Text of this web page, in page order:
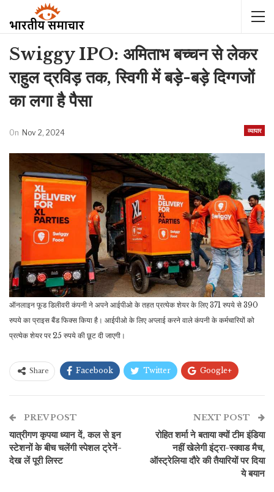
Swiggy IPO: अमिताभ बच्चन से लेकर
राहुल द्रविड़ तक, स्विगी में बड़े-बड़े दिग्गजों
का लगा है पैसा
व्यापार
On Nov 2, 2024
ऑनलाइन फूड डिलीवरी कंपनी ने अपने आईपीओ के तहत प्रत्येक शेयर के लिए 371 रुपये से 390
रुपये का प्राइस बैंड फिक्स किया है। आईपीओ के लिए अप्लाई करने वाले कंपनी के कर्मचारियों को
प्रत्येक शेयर पर 25 रुपये की छूट दी जाएगी।
Share Facebook Twitter Google+
ईमेल
PREV POST
यात्रीगण कृपया ध्यान दें, कल से इन
स्टेशनों के बीच चलेंगी स्पेशल ट्रेनें-
देख लें पूरी लिस्ट
NEXT POST
रोहित शर्मा ने बताया क्यों टीम इंडिया
नहीं खेलेगी इंट्रा-स्क्वाड मैच,
ऑस्ट्रेलिया दौरे की तैयारियों पर दिया
ये बयान